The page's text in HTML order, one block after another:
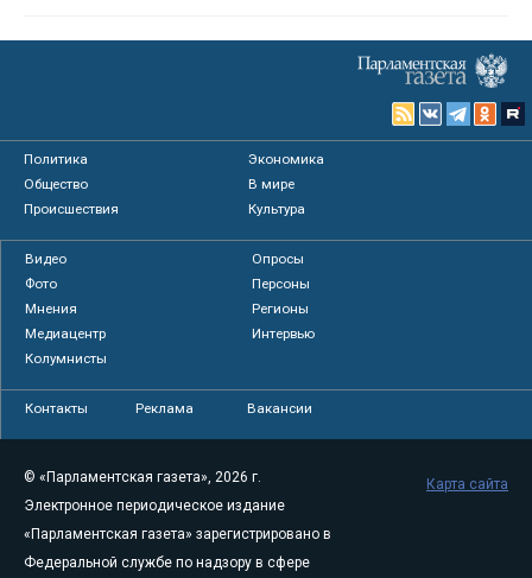
Политика
Экономика
Общество
В мире
Происшествия
Культура
Видео
Опросы
Фото
Персоны
Мнения
Регионы
Медиацентр
Интервью
Колумнисты
Контакты Реклама Вакансии
© «Парламентская газета», 2026 г.
Электронное периодическое издание
«Парламентская газета» зарегистрировано в
Федеральной службе по надзору в сфере
Карта сайта